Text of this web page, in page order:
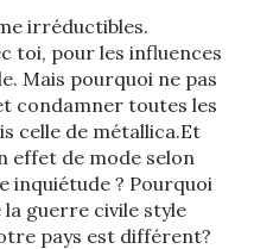
irréductibles.
toi, pour les influences
Mais pourquoi ne pas
condamner toutes les
celle de métallica.Et
effet de mode selon
inquiétude ? Pourquoi
guerre civile style
pays est différent?